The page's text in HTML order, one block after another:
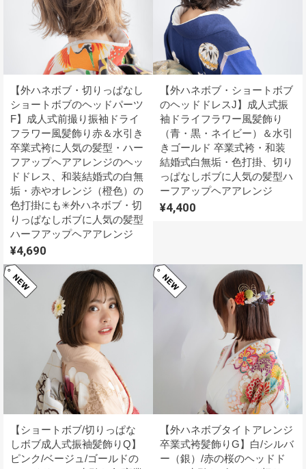
【外ハネボブ・切りっぱなし
ショートボブのヘッドパーツ
F】成人式前撮り振袖ドライ
フラワー風髪飾り赤＆水引き
卒業式袴に人気の髪型・ハー
フアップヘアアレンジのヘッ
ドドレス、和装結婚式の白無
垢・赤やオレンジ（橙色）の
色打掛にも✳︎外ハネボブ・切
りっぱなしボブに人気の髪型
ハーフアップヘアアレンジ
¥4,690
【外ハネボブ・ショートボブ
のヘッドドレスJ】成人式振
袖ドライフラワー風髪飾り
（青・黒・ネイビー）＆水引
きゴールド 卒業式袴・和装
結婚式白無垢・色打掛、切り
っぱなしボブに人気の髪型ハ
ーフアップヘアアレンジ
¥4,400
【ショートボブ/切りっぱな
しボブ成人式振袖髪飾りQ】
ピンク/ベージュ/ゴールドの
【外ハネボブタイトアレンジ
卒業式袴髪飾りG】白/シルバ
ー（銀）/赤の桜のヘッドド